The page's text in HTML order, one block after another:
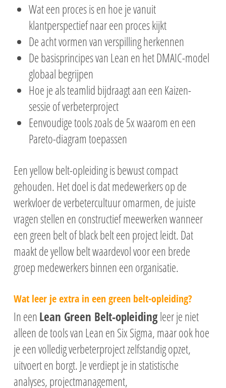
Wat een proces is en hoe je vanuit
klantperspectief naar een proces kijkt
De acht vormen van verspilling herkennen
De basisprincipes van Lean en het DMAIC-model
globaal begrijpen
Hoe je als teamlid bijdraagt aan een Kaizen-
sessie of verbeterproject
Eenvoudige tools zoals de 5x waarom en een
Pareto-diagram toepassen
Een yellow belt-opleiding is bewust compact
gehouden. Het doel is dat medewerkers op de
werkvloer de verbetercultuur omarmen, de juiste
vragen stellen en constructief meewerken wanneer
een green belt of black belt een project leidt. Dat
maakt de yellow belt waardevol voor een brede
groep medewerkers binnen een organisatie.
Wat leer je extra in een green belt-opleiding?
In eenLean Green Belt-opleidingleer je niet
alleen de tools van Lean en Six Sigma, maar ook hoe
je een volledig verbeterproject zelfstandig opzet,
uitvoert en borgt. Je verdiept je in statistische
analyses, projectmanagement,